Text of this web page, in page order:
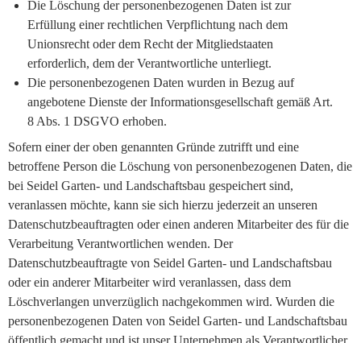
Die Löschung der personenbezogenen Daten ist zur
Erfüllung einer rechtlichen Verpflichtung nach dem
Unionsrecht oder dem Recht der Mitgliedstaaten
erforderlich, dem der Verantwortliche unterliegt.
Die personenbezogenen Daten wurden in Bezug auf
angebotene Dienste der Informationsgesellschaft gemäß Art.
8 Abs. 1 DSGVO erhoben.
Sofern einer der oben genannten Gründe zutrifft und eine
betroffene Person die Löschung von personenbezogenen Daten, die
bei Seidel Garten- und Landschaftsbau gespeichert sind,
veranlassen möchte, kann sie sich hierzu jederzeit an unseren
Datenschutzbeauftragten oder einen anderen Mitarbeiter des für die
Verarbeitung Verantwortlichen wenden. Der
Datenschutzbeauftragte von Seidel Garten- und Landschaftsbau
oder ein anderer Mitarbeiter wird veranlassen, dass dem
Löschverlangen unverzüglich nachgekommen wird. Wurden die
personenbezogenen Daten von Seidel Garten- und Landschaftsbau
öffentlich gemacht und ist unser Unternehmen als Verantwortlicher